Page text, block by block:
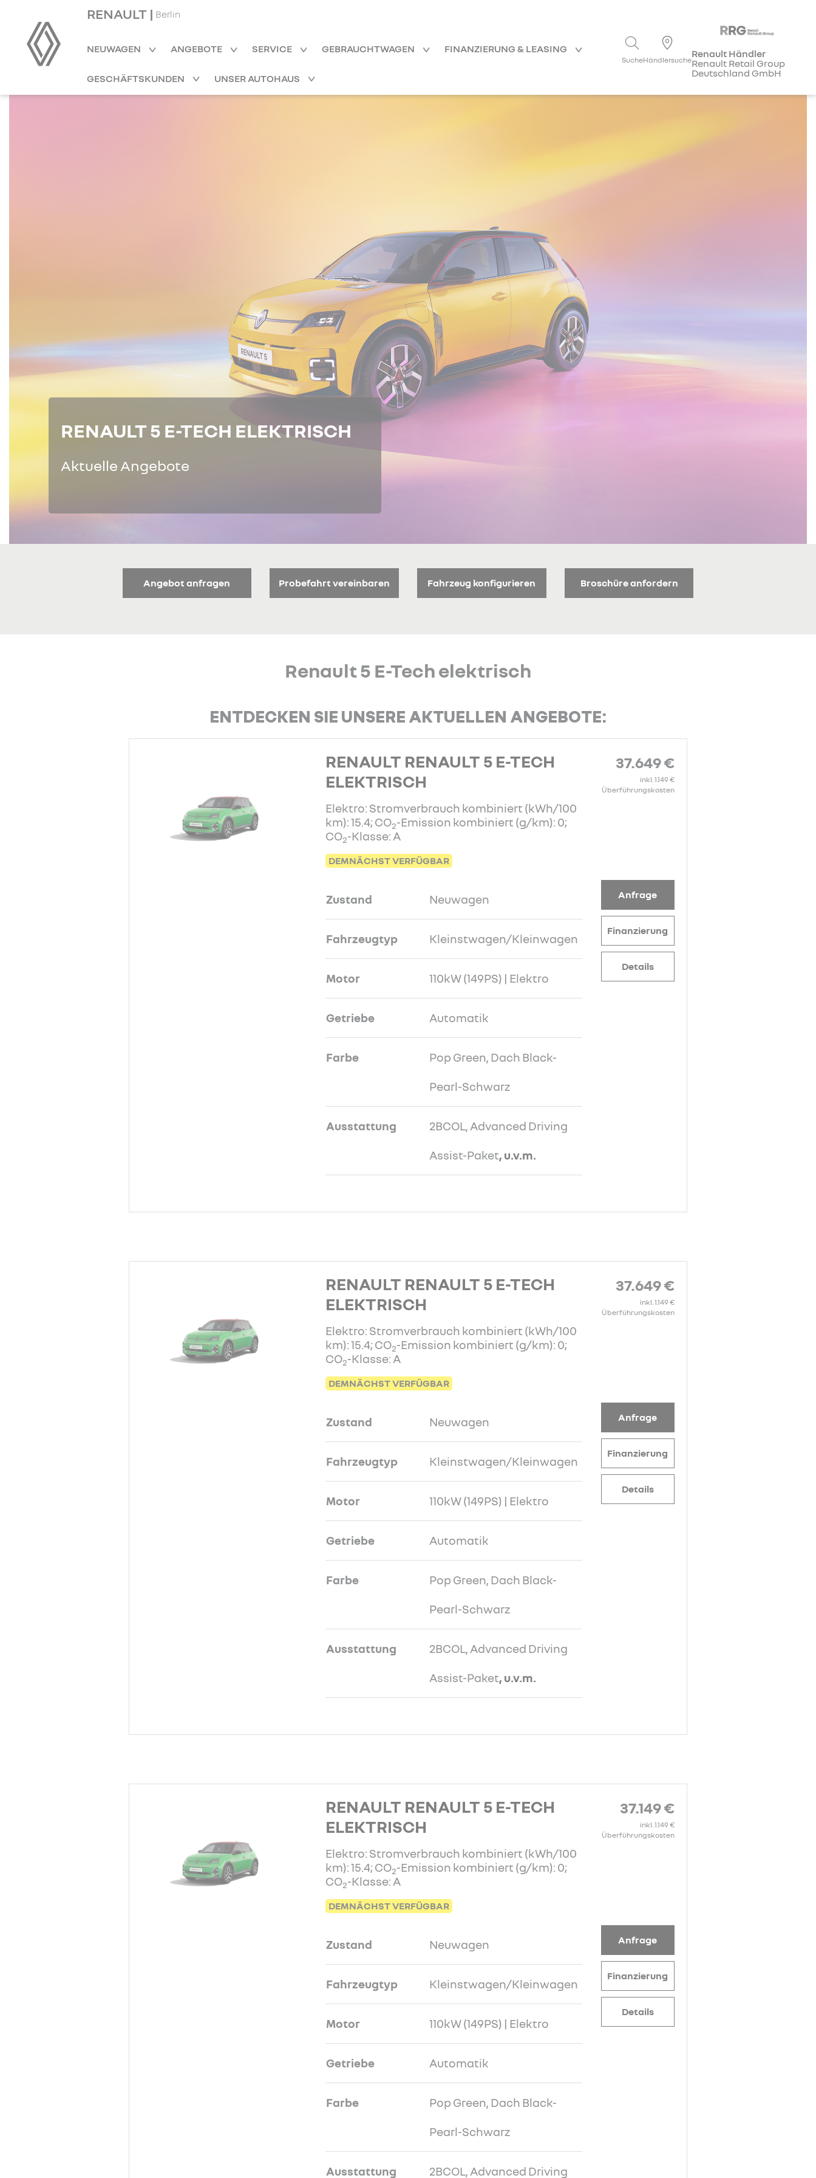
RENAULT | Berlin
NEUWAGEN ANGEBOTE SERVICE GEBRAUCHTWAGEN FINANZIERUNG & LEASING
GESCHÄFTSKUNDEN UNSER AUTOHAUS
SucheHändlersucheRenault Händler
Renault Retail Group
Deutschland GmbH
RENAULT 5 E-TECH ELEKTRISCH
Aktuelle Angebote
Angebot anfragen Probefahrt vereinbaren Fahrzeug konfigurieren Broschüre anfordern
Renault 5 E-Tech elektrisch
ENTDECKEN SIE UNSERE AKTUELLEN ANGEBOTE:
RENAULT RENAULT 5 E-TECH
ELEKTRISCH
Elektro: Stromverbrauch kombiniert (kWh/100
km): 15.4; CO2-Emission kombiniert (g/km): 0;
CO2-Klasse: A
DEMNÄCHST VERFÜGBAR
37.649 €
inkl. 1.149 €
Überführungskosten
Zustand Neuwagen
Fahrzeugtyp Kleinstwagen/Kleinwagen
Motor 110kW (149PS) | Elektro
Getriebe Automatik
Farbe Pop Green, Dach Black-
Pearl-Schwarz
Ausstattung 2BCOL, Advanced Driving
Assist-Paket, u.v.m.
Anfrage
Finanzierung
Details
RENAULT RENAULT 5 E-TECH
ELEKTRISCH
Elektro: Stromverbrauch kombiniert (kWh/100
km): 15.4; CO2-Emission kombiniert (g/km): 0;
CO2-Klasse: A
DEMNÄCHST VERFÜGBAR
37.649 €
inkl. 1.149 €
Überführungskosten
Zustand Neuwagen
Fahrzeugtyp Kleinstwagen/Kleinwagen
Motor 110kW (149PS) | Elektro
Getriebe Automatik
Farbe Pop Green, Dach Black-
Pearl-Schwarz
Ausstattung 2BCOL, Advanced Driving
Assist-Paket, u.v.m.
Anfrage
Finanzierung
Details
RENAULT RENAULT 5 E-TECH
ELEKTRISCH
Elektro: Stromverbrauch kombiniert (kWh/100
km): 15.4; CO2-Emission kombiniert (g/km): 0;
CO2-Klasse: A
DEMNÄCHST VERFÜGBAR
37.149 €
inkl. 1.149 €
Überführungskosten
Zustand Neuwagen
Fahrzeugtyp Kleinstwagen/Kleinwagen
Motor 110kW (149PS) | Elektro
Getriebe Automatik
Farbe Pop Green, Dach Black-
Pearl-Schwarz
Ausstattung 2BCOL, Advanced Driving
Anfrage
Finanzierung
Details